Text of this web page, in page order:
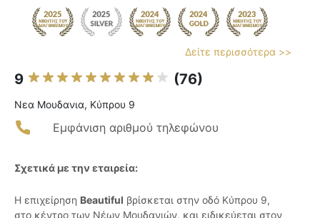
Δείτε περισσότερα >>
9 (76)
Νεα Μουδανια, Κύπρου 9
Εμφάνιση αριθμού τηλεφώνου
Σχετικά με την εταιρεία:
Η επιχείρηση Beautiful βρίσκεται στην οδό Κύπρου 9,
στο κέντρο των Νέων Μουδανιών, και ειδικεύεται στον